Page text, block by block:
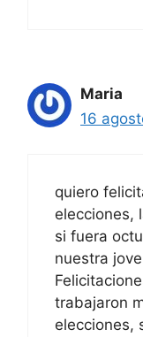
Maria
16
quiero
elecciones,
si fuera
nuestra
trabajaron
elecciones,